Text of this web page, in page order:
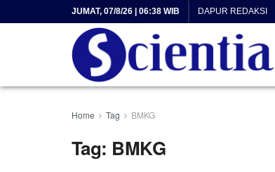
JUMAT, 07/8/26 | 06:38 WIB DAPUR REDAKSI
Home Tag BMKG
Tag: BMKG